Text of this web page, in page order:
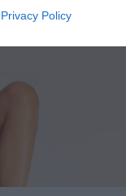
Privacy Policy